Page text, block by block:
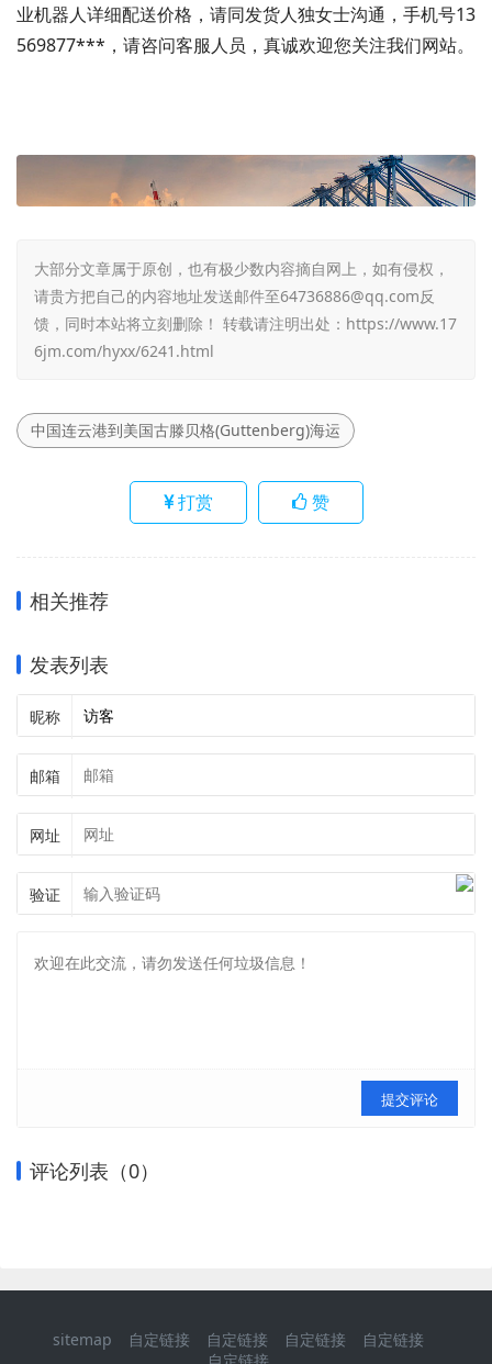
业机器人详细配送价格，请同发货人独女士沟通，手机号13
569877***，请咨问客服人员，真诚欢迎您关注我们网站。
大部分文章属于原创，也有极少数内容摘自网上，如有侵权，
请贵方把自己的内容地址发送邮件至64736886@qq.com反
馈，同时本站将立刻删除！ 转载请注明出处： https://www.17
6jm.com/hyxx/6241.html
中国连云港到美国古滕贝格(Guttenberg)海运
打赏 赞
相关推荐
发表列表
昵称
邮箱
网址
验证
提交评论
评论列表（0）
sitemap 自定链接 自定链接 自定链接
自定链接